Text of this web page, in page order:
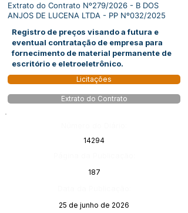
Extrato do Contrato Nº279/2026 - B DOS
ANJOS DE LUCENA LTDA - PP Nº032/2025
Registro de preços visando a futura e
eventual contratação de empresa para
fornecimento de material permanente de
escritório e eletroeletrônico.
Licitações
Extrato do Contrato
14294
187
25 de junho de 2026